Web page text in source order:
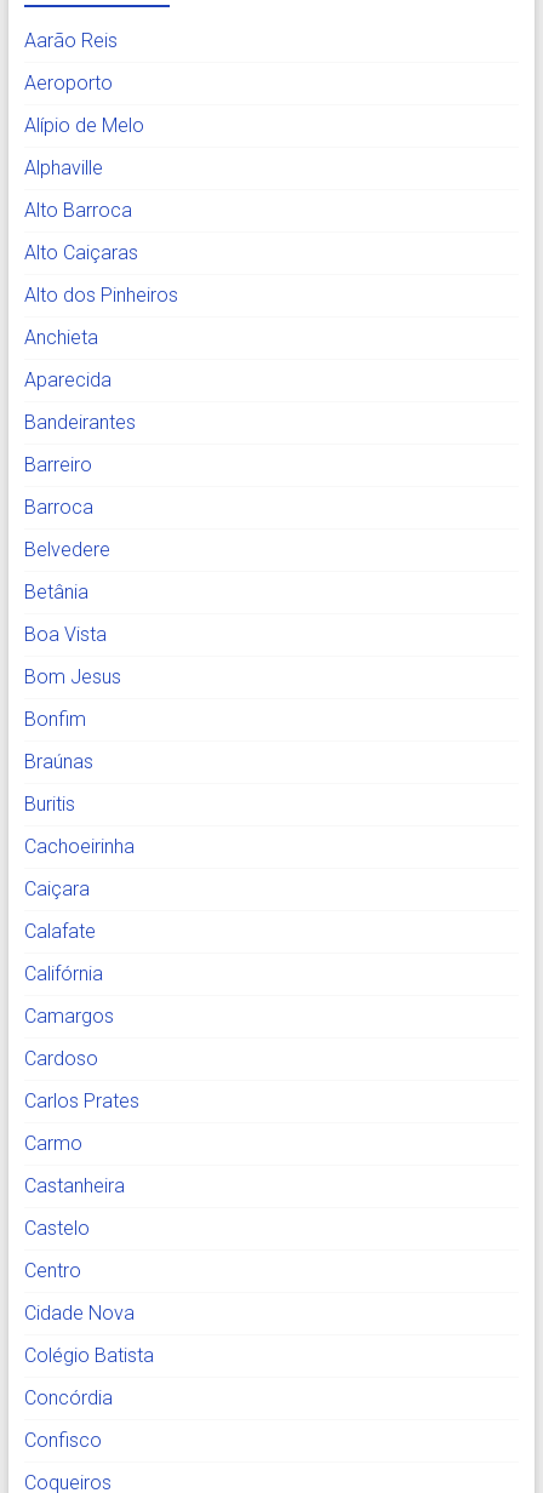
Aarão Reis
Aeroporto
Alípio de Melo
Alphaville
Alto Barroca
Alto Caiçaras
Alto dos Pinheiros
Anchieta
Aparecida
Bandeirantes
Barreiro
Barroca
Belvedere
Betânia
Boa Vista
Bom Jesus
Bonfim
Braúnas
Buritis
Cachoeirinha
Caiçara
Calafate
Califórnia
Camargos
Cardoso
Carlos Prates
Carmo
Castanheira
Castelo
Centro
Cidade Nova
Colégio Batista
Concórdia
Confisco
Coqueiros